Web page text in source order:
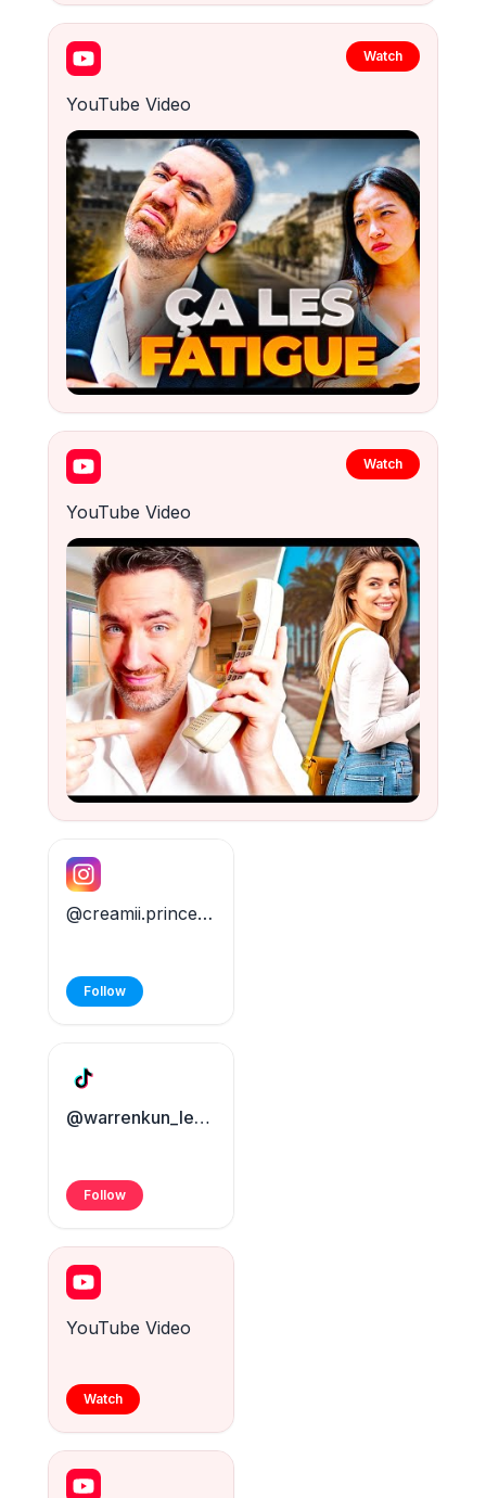
Watch
YouTube Video
Watch
YouTube Video
@creamii.princesse
Follow
@warrenkun_levrai
Follow
YouTube Video
Watch